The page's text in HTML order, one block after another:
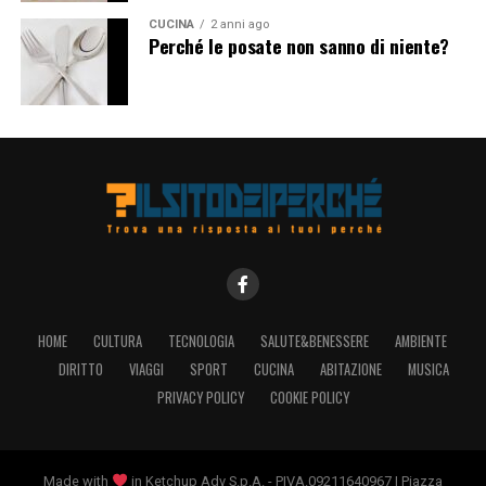
primi anni di vita. Investire in interazioni faccia a faccia,
gioco attivo e esplorazione sensoriale può favorire uno
sviluppo sano e equilibrato nei bambini, preparandoli
per affrontare sfide future in modo più efficace e
CUCINA 2 anni ago
Perché le posate non sanno di niente?
HOME CULTURA TECNOLOGIA SALUTE&BENESSERE
AMBIENTE
DIRITTO
VIAGGI SPORT CUCINA ABITAZIONE
MUSICA
PRIVACY POLICY
COOKIE POLICY
Made with in Ketchup Adv S.p.A. - PIVA.09211640967 | Piazza